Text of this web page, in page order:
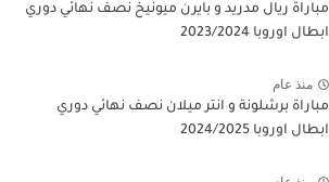
مباراة ريال مدريد و بايرن ميونيخ نصف نهائي دوري
ابطال اوروبا 2023/2024
منذ عام
مباراة برشلونة و انتر ميلان نصف نهائي دوري
ابطال اوروبا 2024/2025